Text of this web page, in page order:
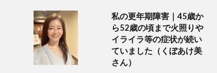
私の更年期障害｜45歳か
ら52歳の頃まで火照りや
イライラ等の症状が続い
ていました（くぼあけ美
さん）